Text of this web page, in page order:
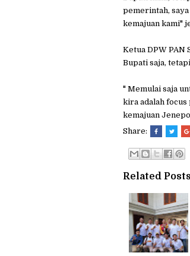
pemerintah,
kemajuan kami"
Ketua DPW PAN
Bupati saja,
" Memulai saja
kira adalah focus
kemajuan
Share:
Related